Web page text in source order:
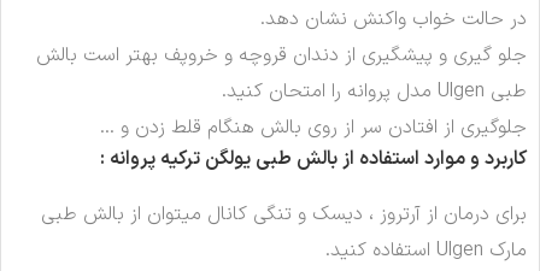
در حالت خواب واکنش نشان دهد.
جلو گیری و پیشگیری از دندان قروچه و خروپف بهتر است بالش
طبی Ulgen مدل پروانه را امتحان کنید.
جلوگیری از افتادن سر از روی بالش هنگام قلط زدن و …
کاربرد و موارد استفاده از بالش طبی یولگن ترکیه پروانه :
برای درمان از آرتروز ، دیسک و تنگی کانال میتوان از بالش طبی
مارک Ulgen استفاده کنید.